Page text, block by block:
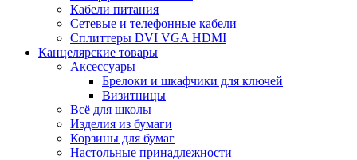
Кабели питания
Сетевые и телефонные кабели
Сплиттеры DVI VGA HDMI
Канцелярские товары
Аксессуары
Брелоки и шкафчики для ключей
Визитницы
Всё для школы
Изделия из бумаги
Корзины для бумаг
Настольные принадлежности